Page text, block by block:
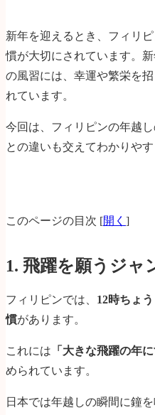
新年を迎えるとき、フィリ
慣が大切にされています。
の風習には、幸運や繁栄を
れています。
今回は、フィリピンの年越
との違いも交えてわかりやす
このページの目次 [開く ]
1. 飛躍を願うジャ
フィリピンでは、 12時ちょ
慣があります。
これには 「大きな飛躍の年に
められています。
日本では年越しの瞬間に鐘